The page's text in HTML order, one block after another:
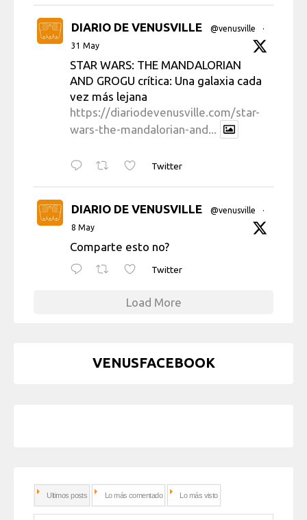
DIARIO DE VENUSVILLE @venusville
·
31 May
STAR WARS: THE MANDALORIAN
AND GROGU crítica: Una galaxia cada
vez más lejana
https://diariodevenusville.com/star-
wars-the-mandalorian-and...
Twitter
DIARIO DE VENUSVILLE @venusville
·
8 May
Comparte esto no?
Twitter
Load More
VENUSFACEBOOK
Ultimos posts Lo más comentado Lo más visto